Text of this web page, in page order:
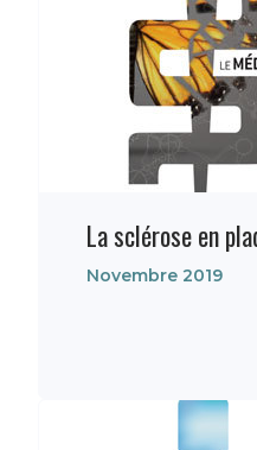
La sclérose en
Novembre 2019